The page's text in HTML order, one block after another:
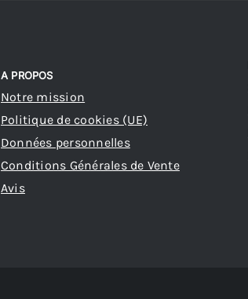
A PROPOS
Notre mission
Politique de cookies (UE)
Données personnelles
Conditions Générales de Vente
Avis